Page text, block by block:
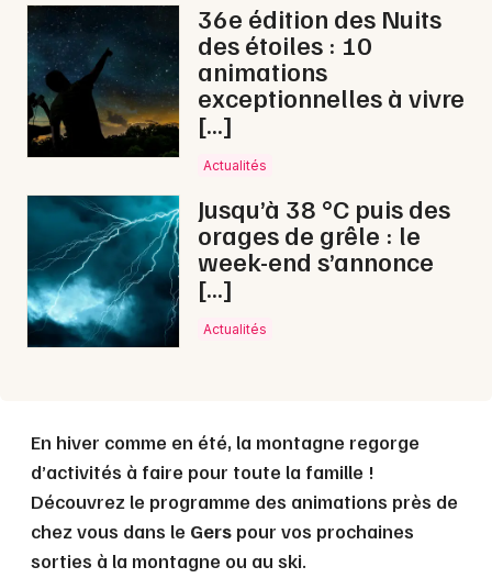
32 - Gers
Choisir mes départements
Mon email
Je m'abonne
36e édition des Nuits
des étoiles : 10
animations
exceptionnelles à vivre
[…]
Actualités
Jusqu’à 38 °C puis des
orages de grêle : le
week-end s’annonce
[…]
Actualités
En hiver comme en été, la montagne regorge
d’activités à faire pour toute la famille !
Découvrez le programme des animations près de
chez vous dans le Gers pour vos prochaines
sorties à la montagne ou au ski.